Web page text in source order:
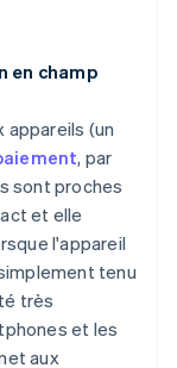
en champ
appareils (un
, par
sont proches
et elle
l'appareil
tenu
très
et les
aux